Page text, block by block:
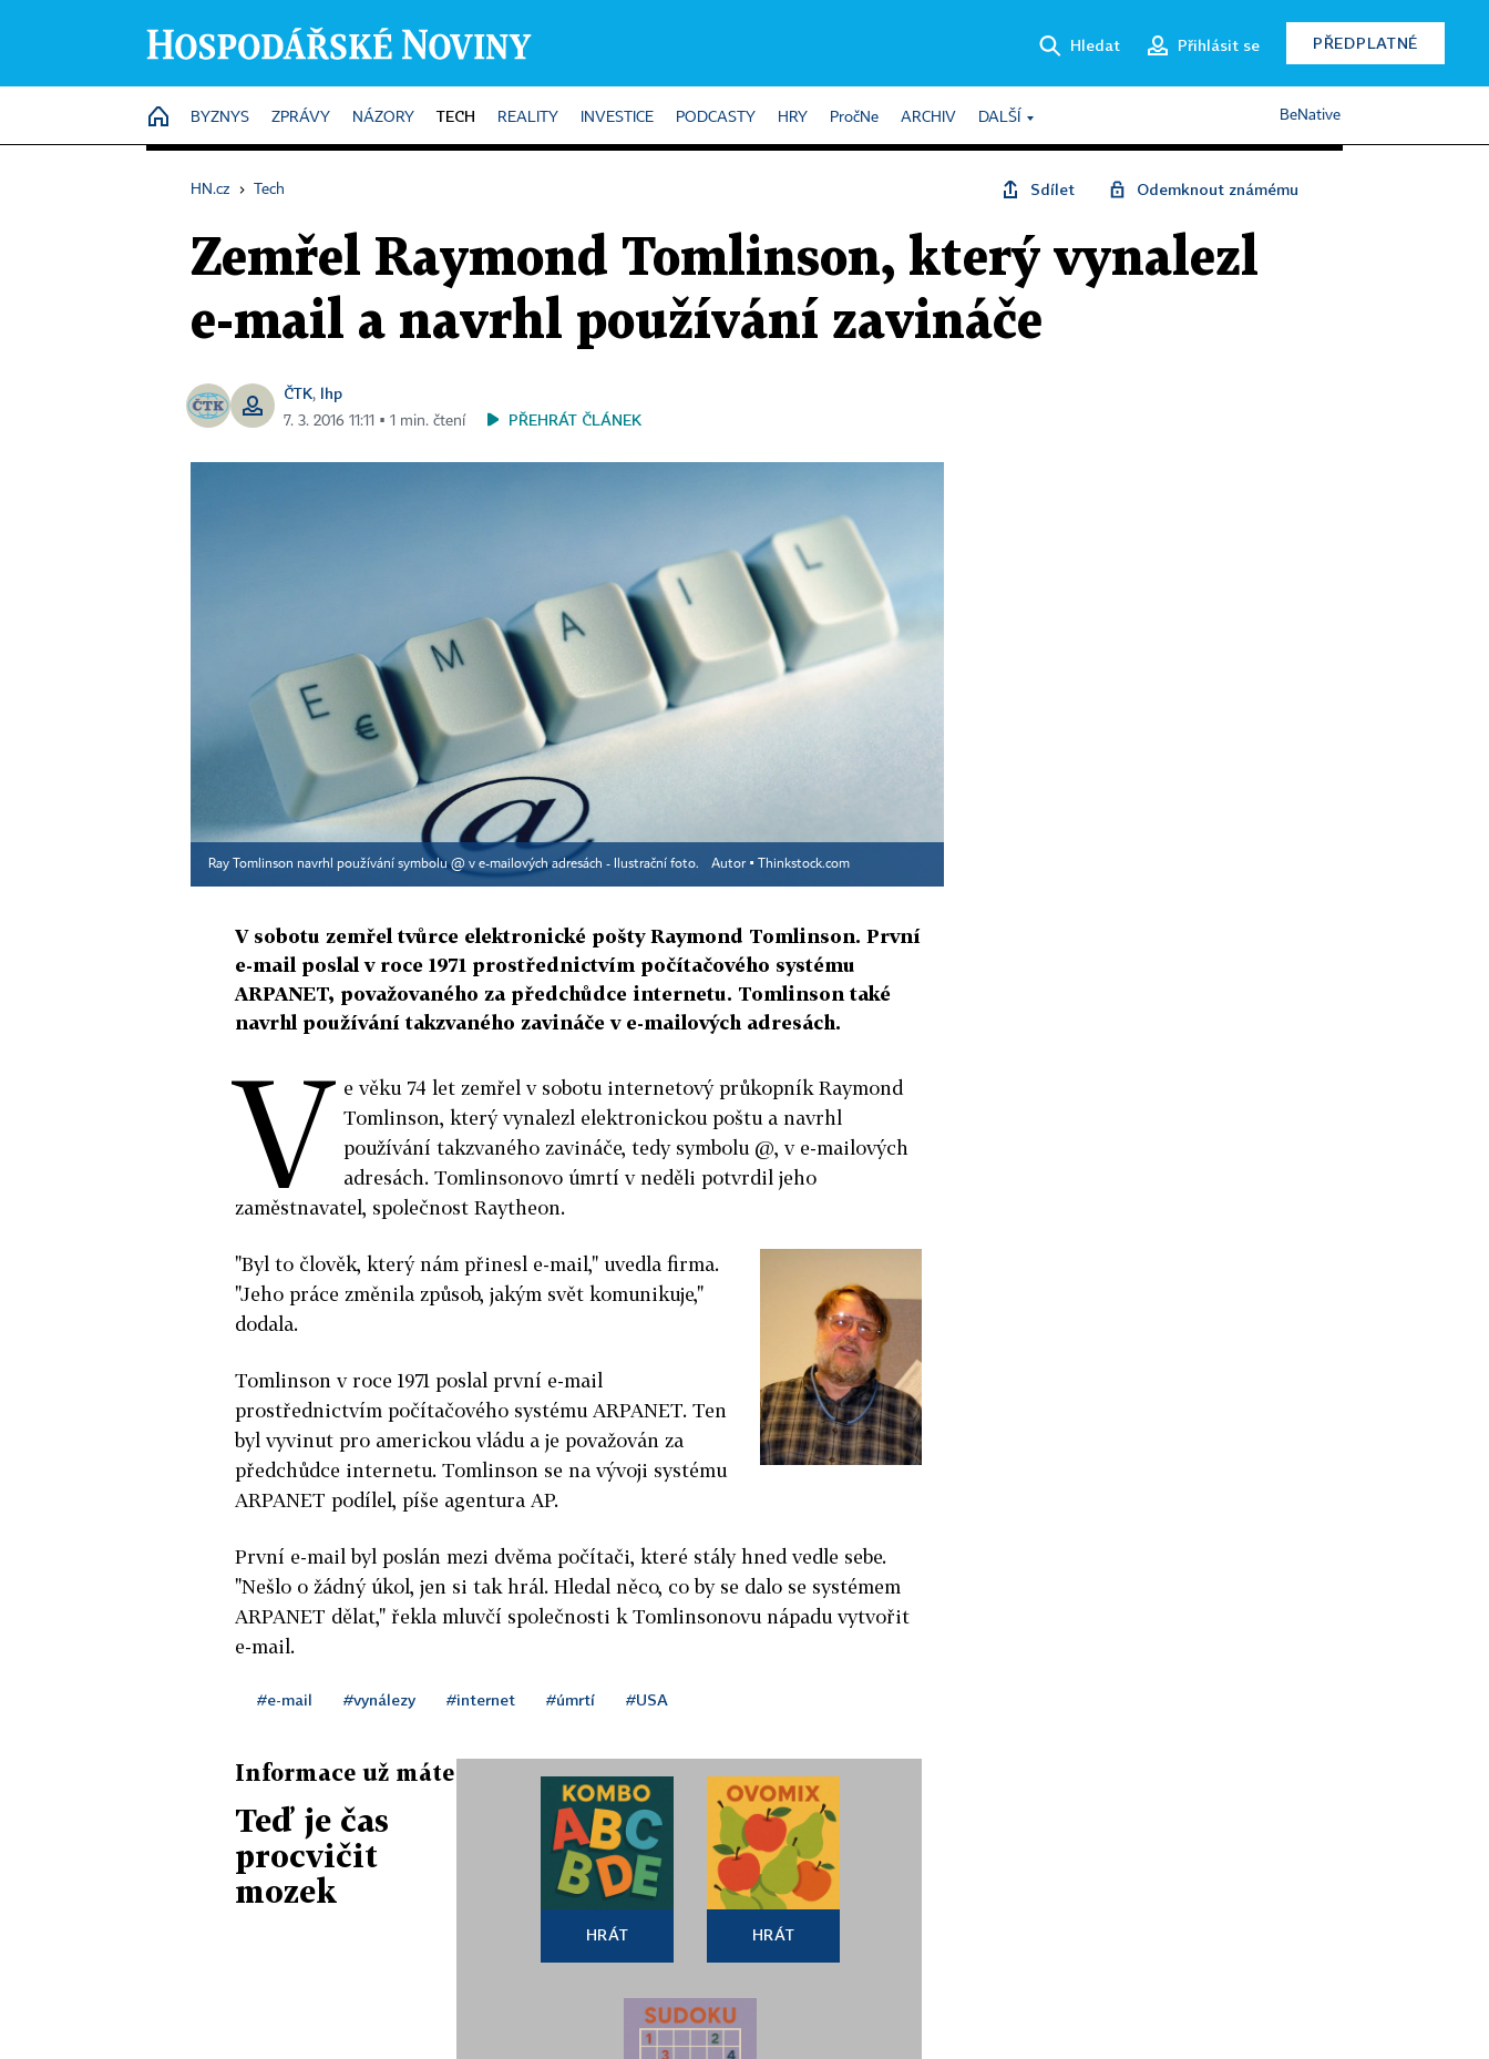
Hledat Přihlásit se PŘEDPLATNÉ
HOME
BYZNYS ZPRÁVY NÁZORY TECH REALITY INVESTICE PODCASTY HRY PročNe ARCHIV DALŠÍ BeNative
HN.cz › Tech Sdílet Odemknout známému
Zemřel Raymond Tomlinson, který vynalezl
e-mail a navrhl používání zavináče
ČTK, lhp
7. 3. 2016 11:11 ▪ 1 min. čtení PŘEHRÁT ČLÁNEK
Ray Tomlinson navrhl používání symbolu @ v e-mailových adresách - Ilustrační foto. Autor ▪ Thinkstock.com
V sobotu zemřel tvůrce elektronické pošty Raymond Tomlinson. První
e-mail poslal v roce 1971 prostřednictvím počítačového systému
ARPANET, považovaného za předchůdce internetu. Tomlinson také
navrhl používání takzvaného zavináče v e-mailových adresách.
V e věku 74 let zemřel v sobotu internetový průkopník Raymond
Tomlinson, který vynalezl elektronickou poštu a navrhl
používání takzvaného zavináče, tedy symbolu @, v e-mailových
adresách. Tomlinsonovo úmrtí v neděli potvrdil jeho
zaměstnavatel, společnost Raytheon.
"Byl to člověk, který nám přinesl e-mail," uvedla firma.
"Jeho práce změnila způsob, jakým svět komunikuje,"
dodala.
Tomlinson v roce 1971 poslal první e-mail
prostřednictvím počítačového systému ARPANET. Ten
byl vyvinut pro americkou vládu a je považován za
předchůdce internetu. Tomlinson se na vývoji systému
ARPANET podílel, píše agentura AP.
První e-mail byl poslán mezi dvěma počítači, které stály hned vedle sebe.
"Nešlo o žádný úkol, jen si tak hrál. Hledal něco, co by se dalo se systémem
ARPANET dělat," řekla mluvčí společnosti k Tomlinsonovu nápadu vytvořit
e-mail.
#e-mail #vynálezy #internet #úmrtí #USA
Informace už máte
Teď je čas
procvičit
mozek
HRÁT HRÁT